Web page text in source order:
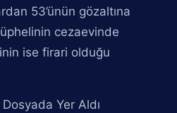
53’ünün gözaltına
cezaevinde
ise firari olduğu
Yer Aldı